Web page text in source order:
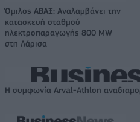
Όμιλος ΑΒΑΞ: Αναλαμβάνει την
κατασκευή σταθμού
ηλεκτροπαραγωγής 800 MW
στη Λάρισα
Η συμφωνία Arval-Athlon